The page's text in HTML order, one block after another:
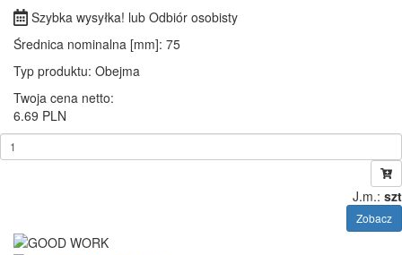
Szybka wysyłka! lub Odbiór osobisty
Średnica nominalna [mm]: 75
Typ produktu: Obejma
Twoja cena netto:
6.69 PLN
J.m.: szt
Zobacz